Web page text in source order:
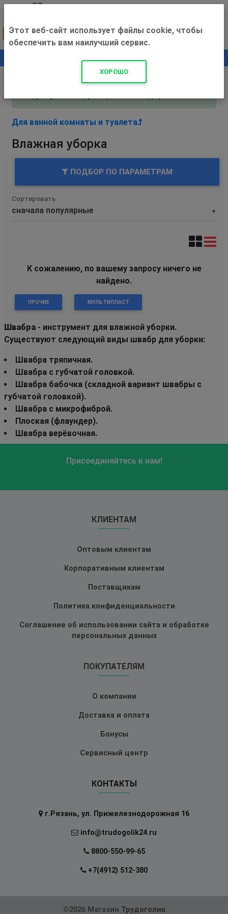
+500 ₽
Внимание! С 3 августа магазин работает по
Для ванной комнаты и туалета
Влажная уборка
ПОДБОР ПО ПАРАМЕТРАМ
▼
Сортировать
К сожалению, по вашему запросу ничего не
найдено.
ПРОЧИЕ МУЛЬТИПЛАСТ
Швабра - инструмент для влажной уборки.
Существуют следующий виды швабр для уборки:
Швабра тряпичная.
Швабра с губчатой головкой.
Швабра бабочка (складной вариант швабры с
губчатой головкой).
Швабра с микрофиброй.
Плоская (флаундер).
Швабра верёвочная.
Присоединяйтесь к нам!
КЛИЕНТАМ
Оптовым клиентам
Корпоративным клиентам
Поставщикам
Политика конфиденциальности
Соглашение об использовании сайта и обработке
персональных данных
ПОКУПАТЕЛЯМ
О компании
Доставка и оплата
Бонусы
Сервисный центр
КОНТАКТЫ
г.Рязань, ул. Прижелезнодорожная 16
info@trudogolik24.ru
8800-550-99-65
+7(4912) 512-380
©2026 Магазин Трудоголик
Этот веб-сайт использует файлы cookie, чтобы
обеспечить вам наилучший сервис.
ХОРОШО